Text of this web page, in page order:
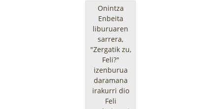
Onintza
Enbeita
liburuaren
sarrera,
"Zergatik zu,
Feli?"
izenburua
daramana
irakurri dio
Feli